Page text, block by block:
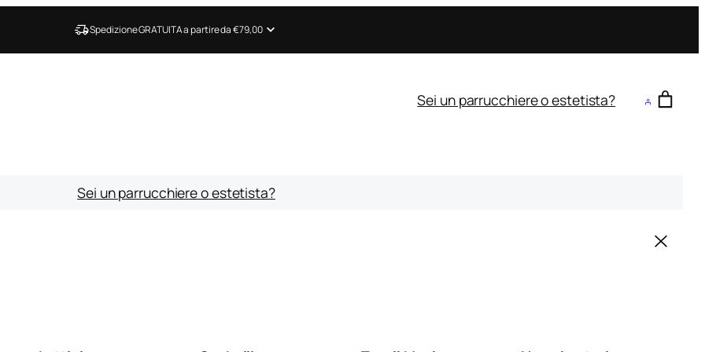
Spedizione GRATUITA a partire da €79,00
Sei un parrucchiere o estetista?
Sei un parrucchiere o estetista?